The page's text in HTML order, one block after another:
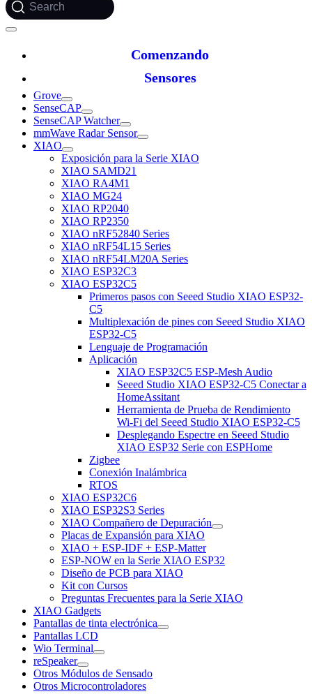
Search
Comenzando
Sensores
Grove
SenseCAP
SenseCAP Watcher
mmWave Radar Sensor
XIAO
Exposición para la Serie XIAO
XIAO SAMD21
XIAO RA4M1
XIAO MG24
XIAO RP2040
XIAO RP2350
XIAO nRF52840 Series
XIAO nRF54L15 Series
XIAO nRF54LM20A Series
XIAO ESP32C3
XIAO ESP32C5
Primeros pasos con Seeed Studio XIAO ESP32-
C5
Multiplexación de pines con Seeed Studio XIAO
ESP32-C5
Lenguaje de Programación
Aplicación
XIAO ESP32C5 ESP-Mesh Audio
Seeed Studio XIAO ESP32-C5 Conectar a
HomeAssitant
Herramienta de Prueba de Rendimiento
Wi-Fi del Seeed Studio XIAO ESP32-C5
Desplegando Espectre en Seeed Studio
XIAO ESP32 Serie con ESPHome
Zigbee
Conexión Inalámbrica
RTOS
XIAO ESP32C6
XIAO ESP32S3 Series
XIAO Compañero de Depuración
Placas de Expansión para XIAO
XIAO + ESP-IDF + ESP-Matter
ESP-NOW en la Serie XIAO ESP32
Diseño de PCB para XIAO
Kit con Cursos
Preguntas Frecuentes para la Serie XIAO
XIAO Gadgets
Pantallas de tinta electrónica
Pantallas LCD
Wio Terminal
reSpeaker
Otros Módulos de Sensado
Otros Microcontroladores